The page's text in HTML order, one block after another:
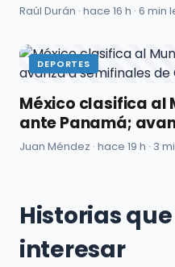
Raúl Durán · hace 16 h · 6 min
DEPORTES
México clasifica al
ante Panamá;
Juan Méndez · hace 19 h · 3
Historias
interesar